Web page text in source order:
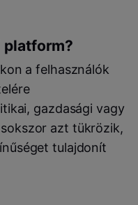
platform?
a felhasználók
gazdasági vagy
azt tükrözik,
tulajdonít